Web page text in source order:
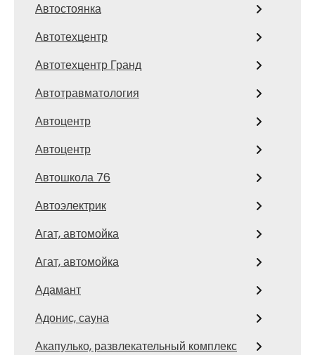
Автостоянка
Автотехцентр
Автотехцентр Гранд
Автотравматология
Автоцентр
Автоцентр
Автошкола 76
Автоэлектрик
Агат, автомойка
Агат, автомойка
Адамант
Адонис, сауна
Акапулько, развлекательный комплекс